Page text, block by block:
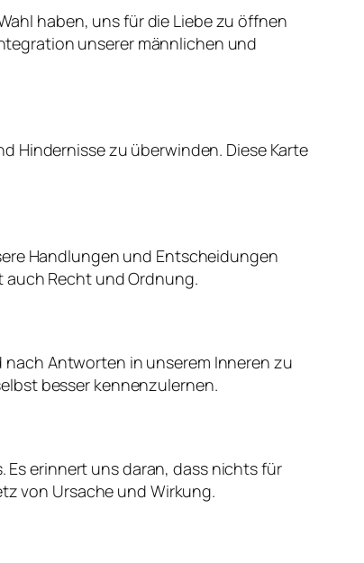
haben, uns für die Liebe zu öffnen
unserer männlichen und
Hindernisse zu überwinden. Diese Karte
Handlungen und Entscheidungen
auch Recht und Ordnung.
Antworten in unserem Inneren zu
besser kennenzulernen.
Es erinnert uns daran, dass nichts für
von Ursache und Wirkung.